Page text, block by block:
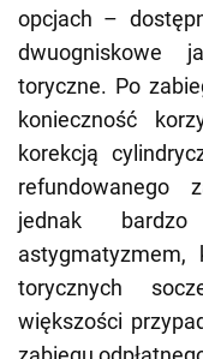
opcjach –
dwuogniskowe
toryczne. Po
konieczność
korekcją
refundowanego
jednak
torycznych
większości